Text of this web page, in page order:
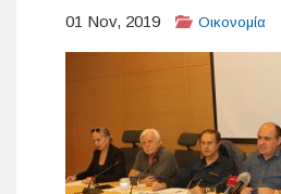
01 Nov, 2019 Οικονομία